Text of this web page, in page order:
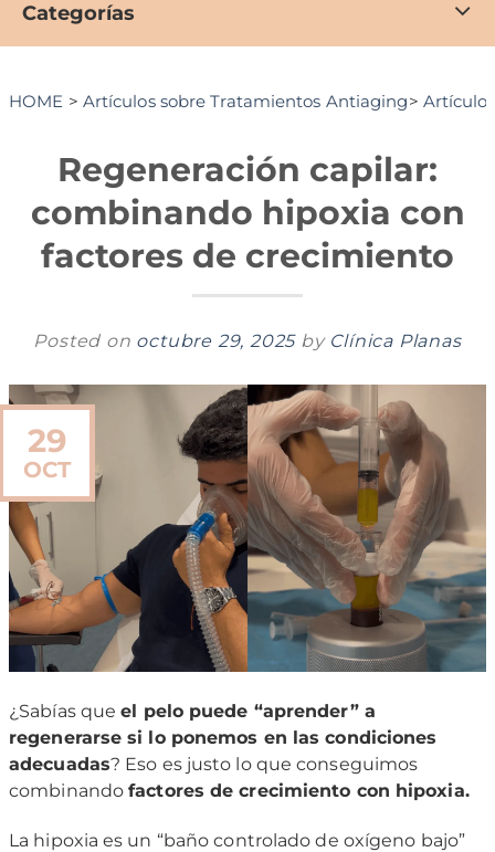
Categorías
HOME > Artículos sobre Tratamientos Antiaging>
Regeneración capilar:
combinando hipoxia con
factores de crecimiento
Posted on octubre 29, 2025 by Clínica Planas
29
OCT
¿Sabías queel pelo puede “aprender” a
regenerarse si lo ponemos en las condiciones
adecuadas? Eso es justo lo que conseguimos
combinandofactores de crecimiento con hipoxia.
La hipoxia es un “baño controlado de oxígeno bajo”